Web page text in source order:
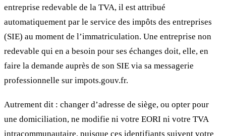
entreprise redevable de la TVA, il est attribué
automatiquement par le service des impôts des entreprises
(SIE) au moment de l’immatriculation. Une entreprise non
redevable qui en a besoin pour ses échanges doit, elle, en
faire la demande auprès de son SIE via sa messagerie
professionnelle sur impots.gouv.fr.
Autrement dit : changer d’adresse de siège, ou opter pour
une domiciliation, ne modifie ni votre EORI ni votre TVA
intracommunautaire, puisque ces identifiants suivent votre